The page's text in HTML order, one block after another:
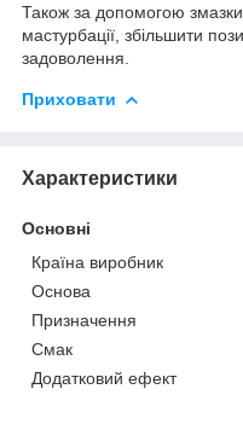
Також за допомогою
мастурбації, збільшити
задоволення.
Приховати
Характеристики
Основні
Країна виробник
Основа
Призначення
Смак
Додатковий ефект